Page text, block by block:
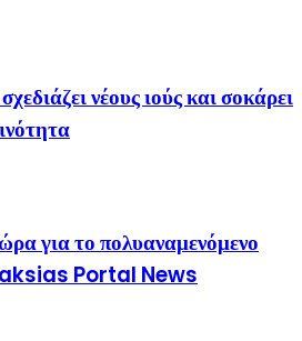
νέους ιούς και σοκάρει
για το πολυαναμενόμενο
Portal News